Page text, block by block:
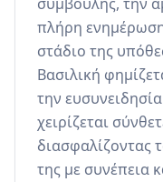
συμβουλής, την
πλήρη
στάδιο της
Βασιλική
την
χειρίζεται
διασφαλίζοντας
της με συνέπεια